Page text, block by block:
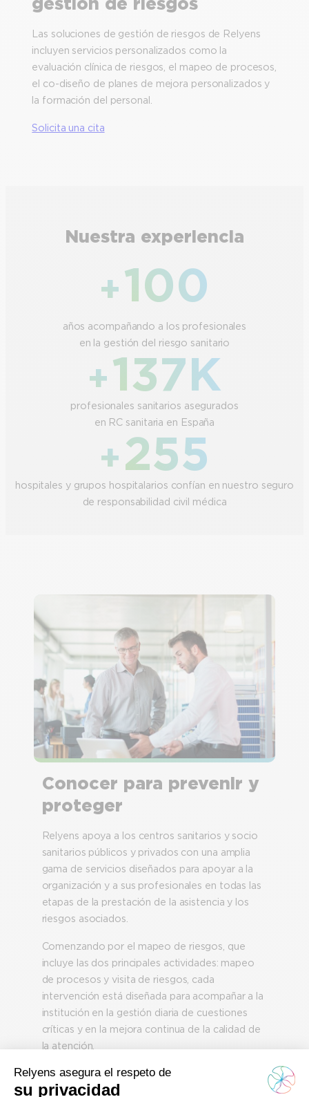
Las soluciones de gestión de riesgos de Relyens
incluyen servicios personalizados como la
evaluación clínica de riesgos, el mapeo de procesos,
el co-diseño de planes de mejora personalizados y
la formación del personal.
Solicita una cita
Nuestra experiencia
+100
años acompañando a los profesionales
en la gestión del riesgo sanitario
+137K
profesionales sanitarios asegurados
en RC sanitaria en España
+255
hospitales y grupos hospitalarios confían en nuestro seguro
de responsabilidad civil médica
Conocer para prevenir y
proteger
Relyens apoya a los centros sanitarios y socio
sanitarios públicos y privados con una amplia
gama de servicios diseñados para apoyar a la
organización y a sus profesionales en todas las
etapas de la prestación de la asistencia y los
riesgos asociados.
Comenzando por el mapeo de riesgos, que
incluye las dos principales actividades: mapeo
de procesos y visita de riesgos, cada
intervención está diseñada para acompañar a la
institución en la gestión diaria de cuestiones
críticas y en la mejora continua de la calidad de
la atención.
Solicita una consulta